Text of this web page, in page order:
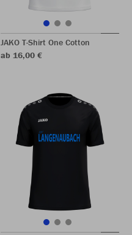
JAKO T-Shirt One Cotton
ab 16,00 €